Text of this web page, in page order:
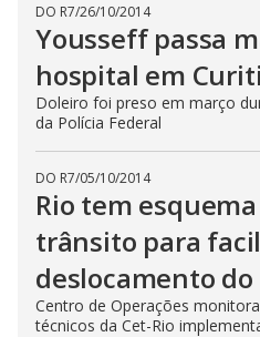
DO R7/26/10/2014
Yousseff passa
hospital em
Doleiro foi preso em março
da Polícia Federal
DO R7/05/10/2014
Rio tem
trânsito para
deslocamento
Centro de Operações
técnicos da Cet-Rio